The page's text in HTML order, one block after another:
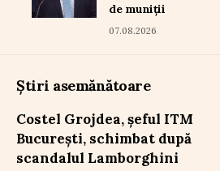
de muniții
07.08.2026
Știri asemănătoare
Costel Grojdea, șeful ITM
București, schimbat după
scandalul Lamborghini